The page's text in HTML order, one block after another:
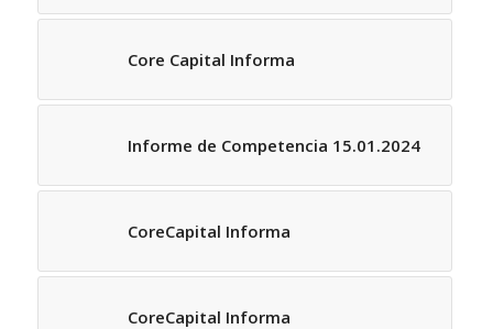
Core Capital Informa
Informe de Competencia 15.01.2024
CoreCapital Informa
CoreCapital Informa